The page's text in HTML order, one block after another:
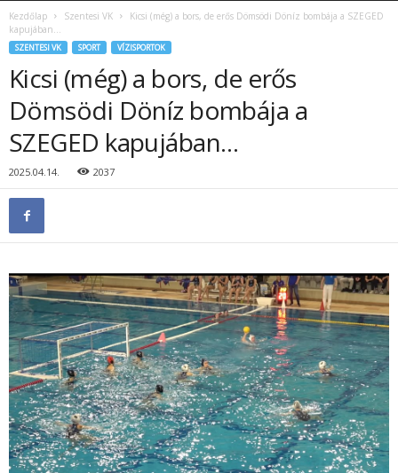
Kezdőlap Szentesi VK
Kicsi (még) a bors, de erős Dömsödi Döníz bombája a SZEGED
kapujában…
SZENTESI VK SPORT VÍZISPORTOK
Kicsi (még) a bors, de erős
Dömsödi Döníz bombája a
SZEGED kapujában…
2025.04.14. 2037